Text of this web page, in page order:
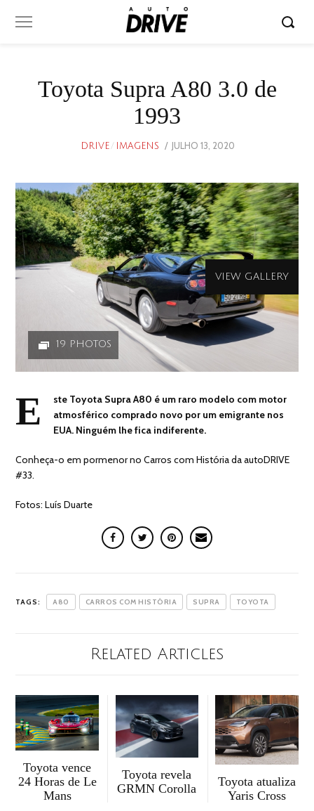
Toyota Supra A80 3.0 de
1993
DRIVE/ IMAGENS
POSTED
JULHO 13, 2020
VIEW GALLERY
19 PHOTOS
E
ste Toyota Supra A80 é um raro modelo com motor
atmosférico comprado novo por um emigrante nos
EUA. Ninguém lhe fica indiferente.
Conheça-o em pormenor no Carros com História da autoDRIVE
#33.
Fotos: Luís Duarte
TAGS: A80 CARROS COM HISTÓRIA SUPRA TOYOTA
Related Articles
Toyota vence
24 Horas de Le
Mans
Toyota revela
GRMN Corolla
Toyota atualiza
Yaris Cross